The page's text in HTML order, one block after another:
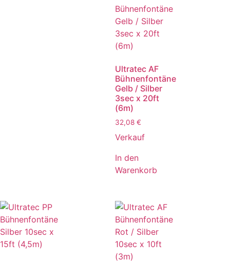
Ultratec AF
Bühnenfontäne
Gelb / Silber
3sec x 20ft
(6m)
32,08 €
Verkauf
In den
Warenkorb